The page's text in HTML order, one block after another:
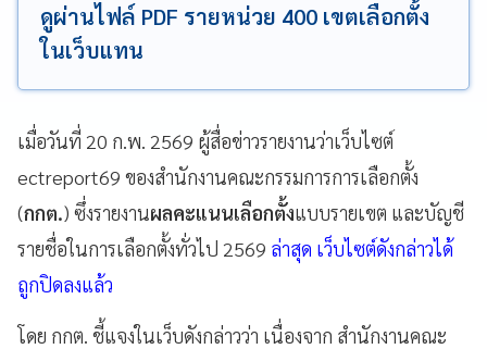
ดูผ่านไฟล์ PDF รายหน่วย 400 เขตเลือกตั้ง
ในเว็บแทน
เมื่อวันที่ 20 ก.พ. 2569 ผู้สื่อข่าวรายงานว่าเว็บไซต์
ectreport69 ของสำนักงานคณะกรรมการการเลือกตั้ง
(กกต.) ซึ่งรายงานผลคะแนนเลือกตั้งแบบรายเขต และบัญชี
รายชื่อในการเลือกตั้งทั่วไป 2569 ล่าสุด เว็บไซต์ดังกล่าวได้
ถูกปิดลงแล้ว
โดย กกต. ชี้แจงในเว็บดังกล่าวว่า เนื่องจาก สำนักงานคณะ